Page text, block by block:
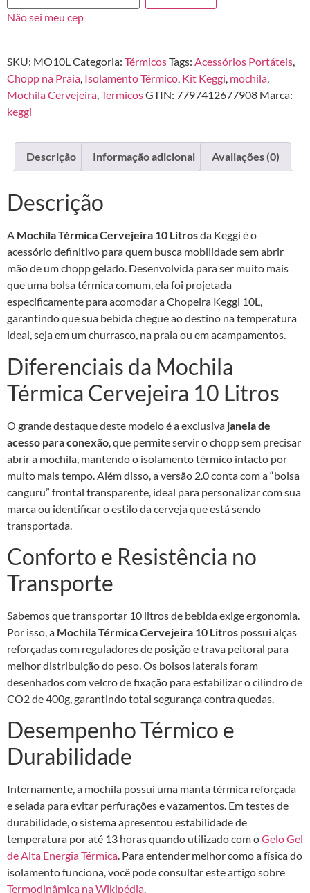
Não sei meu cep
SKU: MO10LCategoria: TérmicosTags: Acessórios Portáteis,
Chopp na Praia, Isolamento Térmico, Kit Keggi, mochila,
Mochila Cervejeira,TermicosGTIN: 7797412677908 Marca:
keggi
Descrição Informação adicional Avaliações (0)
Descrição
A Mochila Térmica Cervejeira 10 Litrosda Keggi é o
acessório definitivo para quem busca mobilidade sem abrir
mão de um chopp gelado. Desenvolvida para ser muito mais
que uma bolsa térmica comum, ela foi projetada
especificamente para acomodar a Chopeira Keggi 10L,
garantindo que sua bebida chegue ao destino na temperatura
ideal, seja em um churrasco, na praia ou em acampamentos.
Diferenciais da Mochila
Térmica Cervejeira 10 Litros
O grande destaque deste modelo é a exclusiva janela de
acesso para conexão , que permite servir o chopp sem precisar
abrir a mochila, mantendo o isolamento térmico intacto por
muito mais tempo. Além disso, a versão 2.0 conta com a “bolsa
canguru” frontal transparente, ideal para personalizar com sua
marca ou identificar o estilo da cerveja que está sendo
transportada.
Conforto e Resistência no
Transporte
Sabemos que transportar 10 litros de bebida exige ergonomia.
Por isso, a Mochila Térmica Cervejeira 10 Litros possui alças
reforçadas com reguladores de posição e trava peitoral para
melhor distribuição do peso. Os bolsos laterais foram
desenhados com velcro de fixação para estabilizar o cilindro de
CO2 de 400g, garantindo total segurança contra quedas.
Desempenho Térmico e
Durabilidade
Internamente, a mochila possui uma manta térmica reforçada
e selada para evitar perfurações e vazamentos. Em testes de
durabilidade, o sistema apresentou estabilidade de
temperatura por até 13 horas quando utilizado com oGelo Gel
de Alta Energia Térmica. Para entender melhor como a física do
isolamento funciona, você pode consultar este artigo sobre
Termodinâmica na Wikipédia.